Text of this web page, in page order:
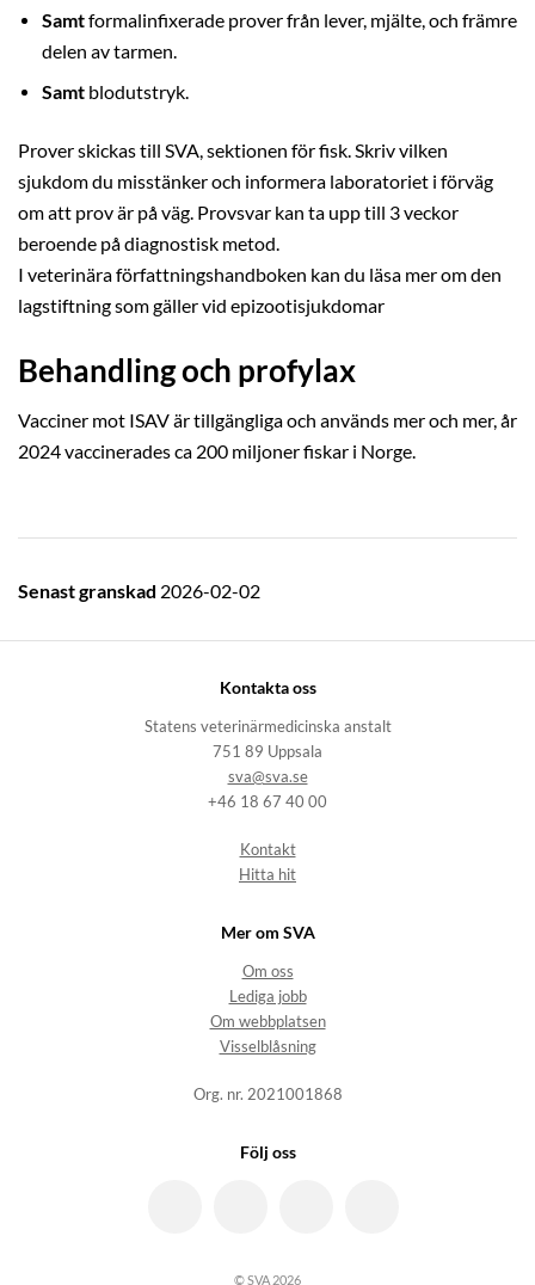
Samtformalinfixerade prover från lever, mjälte, och främre
delen av tarmen.
Samt blodutstryk.
Prover skickas till SVA, sektionen för fisk. Skriv vilken
sjukdom du misstänker och informera laboratoriet i förväg
om att prov är på väg. Provsvar kan ta upp till 3 veckor
beroende på diagnostisk metod.
I veterinära författningshandboken kan du läsa mer om den
lagstiftning som gäller vid epizootisjukdomar
Behandling och profylax
Vacciner mot ISAV är tillgängliga och används mer och mer, år
2024 vaccinerades ca 200 miljoner fiskar i Norge.
Senast granskad 2026-02-02
Kontakta oss
Statens veterinärmedicinska anstalt
751 89 Uppsala
sva@sva.se
+46 18 67 40 00
Kontakt
Hitta hit
Mer om SVA
Om oss
Lediga jobb
Om webbplatsen
Visselblåsning
Org. nr. 2021001868
Följ oss
© SVA 2026